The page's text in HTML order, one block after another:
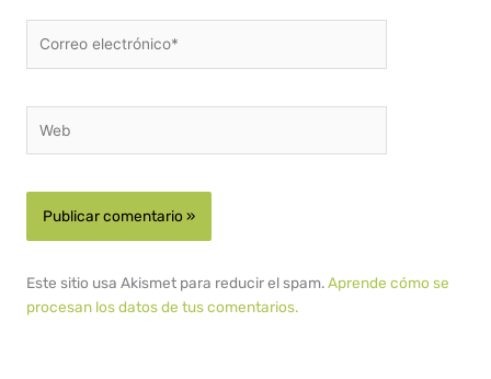
electrónico*
Este sitio usa Akismet para reducir el spam.Aprende cómo se
procesan los datos de tus comentarios.